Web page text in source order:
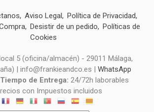
Aviso Legal
Política de Privacidad
Desistir de un pedido
Políticas de
Cookies
5 (oficina/almacén) - 29011 Málaga,
| info@frankieandco.es | WhatsApp
Tiempo de Entrega: 24/72h laborables
con Impuestos incluidos